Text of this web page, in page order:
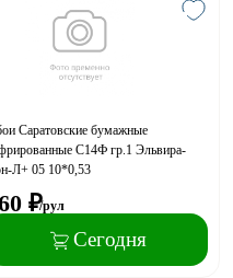
Саратовские бумажные
С14Ф гр.1 Эльвира-
Л+ 05 10*0,53
₽/рул
Сегодня